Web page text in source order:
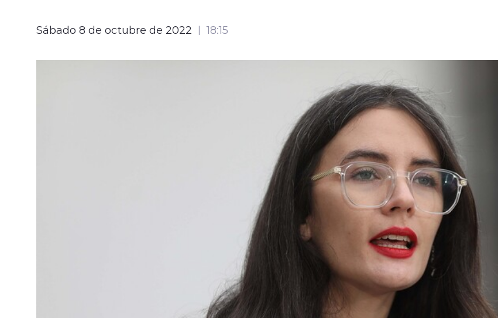
Sábado 8 de octubre de 2022 18:15